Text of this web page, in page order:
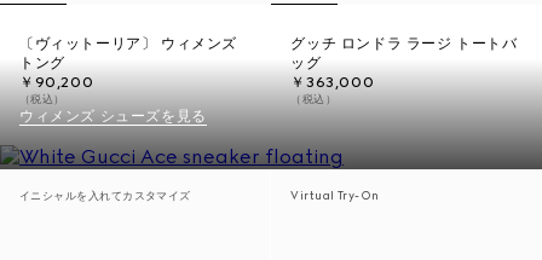
〔ヴィットーリア〕 ウィメンズ
トング
￥90,200
（税込）
グッチ ロンドラ ラージ トートバ
ッグ
￥363,000
（税込）
ウィメンズ シューズを見る
イニシャルを入れてカスタマイズ Virtual Try-On